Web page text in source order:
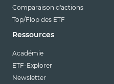
Comparaison d'actions
Top/Flop des ETF
Ressources
Académie
ETF-Explorer
Newsletter